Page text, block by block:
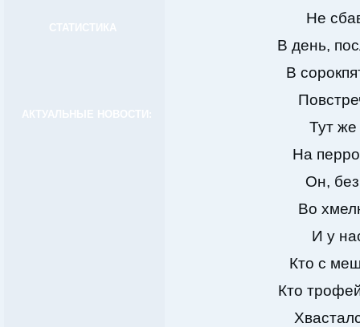
СТАТИСТИКА
АКТУАЛЬНЫЕ НОВОСТИ:
Не
В день,
В
Тут
На
Он,
Во
И у
Кто с
Кто